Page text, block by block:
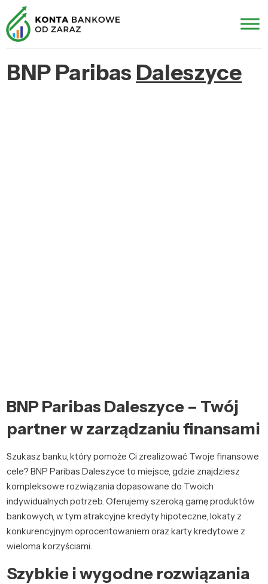
BNP Paribas Daleszyce
BNP Paribas Daleszyce – Twój
partner w zarządzaniu finansami
Szukasz banku, który pomoże Ci zrealizować Twoje finansowe
cele? BNP Paribas Daleszyce to miejsce, gdzie znajdziesz
kompleksowe rozwiązania dopasowane do Twoich
indywidualnych potrzeb. Oferujemy szeroką gamę produktów
bankowych, w tym atrakcyjne kredyty hipoteczne, lokaty z
konkurencyjnym oprocentowaniem oraz karty kredytowe z
wieloma korzyściami.
Szybkie i wygodne rozwiązania